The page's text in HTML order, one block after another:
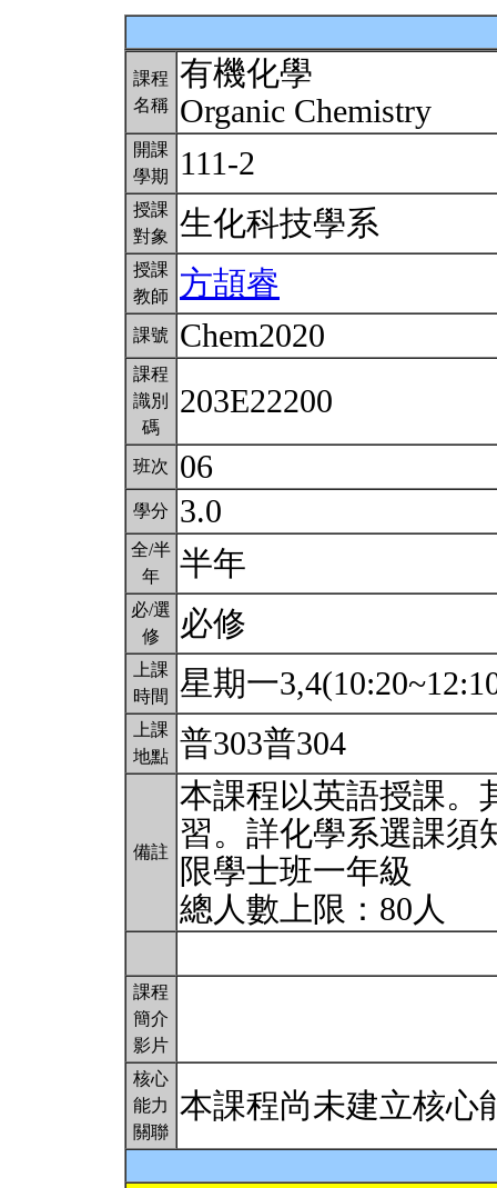
課程
名稱
有機化學
Organic Chemistry
開課
學期
111-2
授課
對象
生化科技學系
授課
教師
方頡睿
課號 Chem2020
課程
識別
碼
203E22200
班次 06
學分 3.0
全/半
年
半年
必/選
修
必修
上課
時間
星期一
上課
地點 普303普304
備註
本課程以英語授課。
習。詳化學系選課須
限學士班一年級
總人數上限：80人
課程
簡介
影片
核心
能力
關聯
本課程尚未建立核心